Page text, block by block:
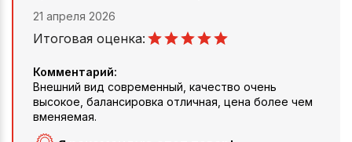
21 апреля 2026
Итоговая оценка:
Комментарий:
Внешний вид современный, качество очень
высокое, балансировка отличная, цена более чем
вменяемая.